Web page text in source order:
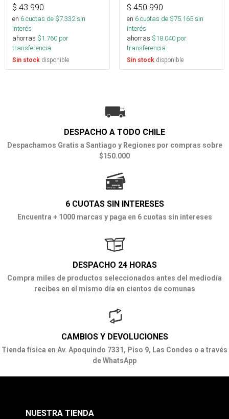
$ 43.990
en 6cuotas de $7.332sin
interés
ahorras $1.760 por
transferencia.
Sin stock disponible
$ 450.990
en 6cuotas de $75.165sin
interés
ahorras $18.040 por
transferencia.
Sin stock disponible
DESPACHO A TODO CHILE
Despachamos Gratis a Santiago y Regiones por compras sobre
$150.000
6 CUOTAS SIN INTERESES
Encuentra + 1000 marcas y paga en 6 cuotas sin intereses
DESPACHO 24 HORAS
Compra miles de productos seleccionados antes del mediodía
recibes en el mismo día en cientos de comunas
CAMBIOS Y DEVOLUCIONES
Tienda física en Av. Apoquindo 7331, Piso 9, Las Condes o a través
de WhatsApp
NUESTRA TIENDA